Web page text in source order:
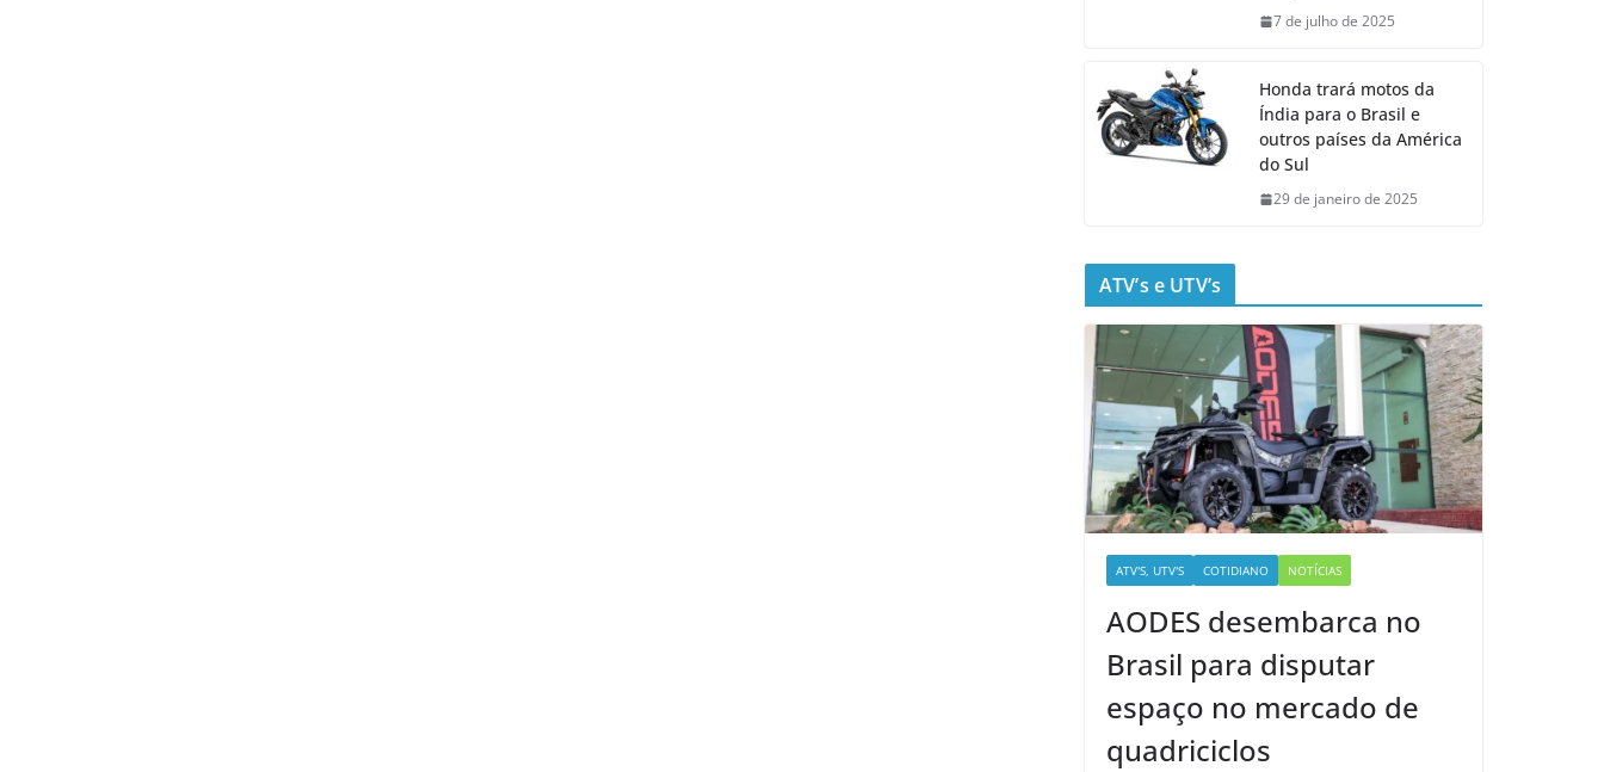
7 de julho de 2025
Honda trará motos da
Índia para o Brasil e
outros países da América
do Sul
29 de janeiro de 2025
ATV’s e UTV’s
ATV'S, UTV'S COTIDIANO NOTÍCIAS
AODES desembarca no
Brasil para disputar
espaço no mercado de
quadriciclos